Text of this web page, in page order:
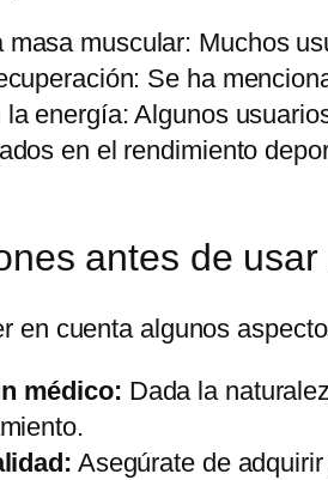
masa muscular: Muchos
Se ha
la energía: Algunos
en el rendimiento
antes de
en cuenta algunos
médico: Dada la
Asegúrate de